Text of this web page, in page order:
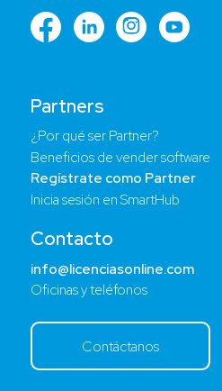
Partners
¿Por qué ser Partner?
Beneficios de vender software
Regístrate como Partner
Inicia sesión en SmartHub
Contacto
info@licenciasonline.com
Oficinas y teléfonos
Contáctanos